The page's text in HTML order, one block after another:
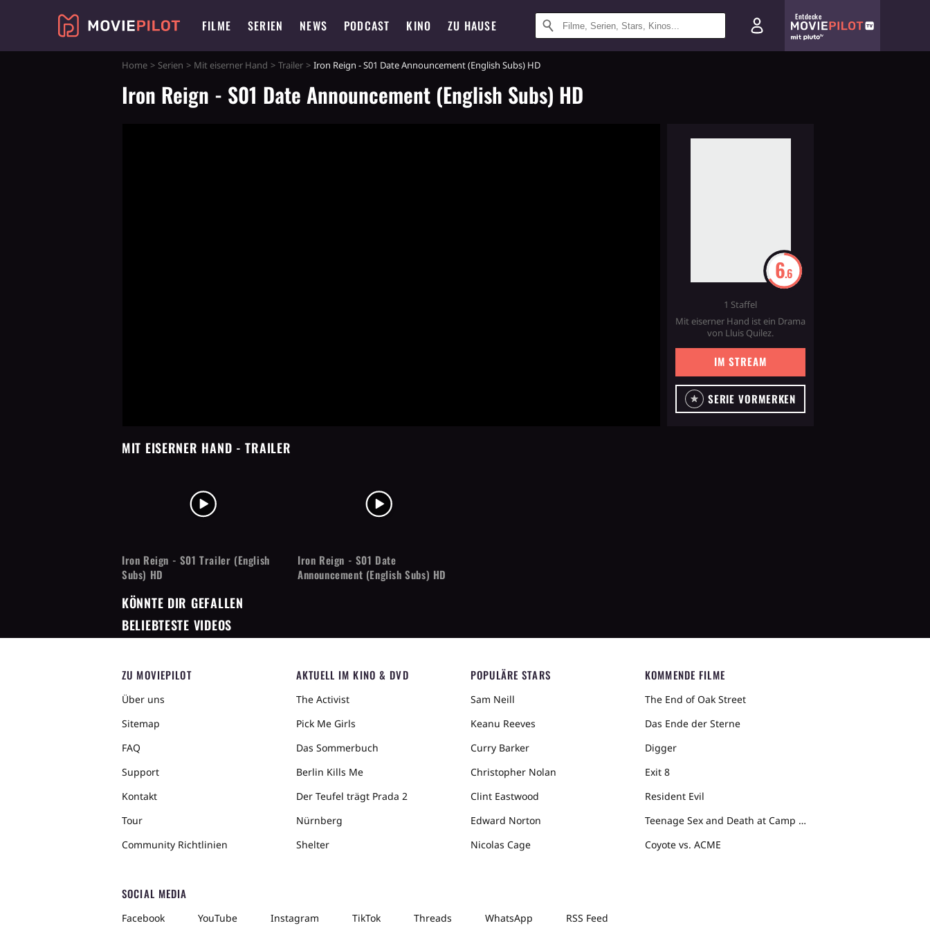
FILME SERIEN NEWS PODCAST KINO ZU HAUSE
Entdecke
Home Serien Mit eiserner Hand Trailer Iron Reign - S01 Date Announcement (English Subs) HD
Iron Reign - S01 Date Announcement (English Subs) HD
6.6
1 Staffel
Mit eiserner Hand ist ein Drama
von Lluis Quilez.
IM STREAM
SERIE VORMERKEN
MIT EISERNER HAND - TRAILER
Iron Reign - S01 Trailer (English
Subs) HD
Iron Reign - S01 Date
Announcement (English Subs) HD
KÖNNTE DIR GEFALLEN
BELIEBTESTE VIDEOS
ZU MOVIEPILOT
Über uns
Sitemap
FAQ
Support
Kontakt
Tour
Community Richtlinien
AKTUELL IM KINO & DVD
The Activist
Pick Me Girls
Das Sommerbuch
Berlin Kills Me
Der Teufel trägt Prada 2
Nürnberg
Shelter
POPULÄRE STARS
Sam Neill
Keanu Reeves
Curry Barker
Christopher Nolan
Clint Eastwood
Edward Norton
Nicolas Cage
KOMMENDE FILME
The End of Oak Street
Das Ende der Sterne
Digger
Exit 8
Resident Evil
Teenage Sex and Death at Camp Miasma
Coyote vs. ACME
SOCIAL MEDIA
Facebook YouTube Instagram TikTok Threads WhatsApp RSS Feed